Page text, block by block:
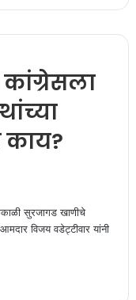
काय?
सुरजागड खाणीचे
विजय वडेट्टीवार यांनी